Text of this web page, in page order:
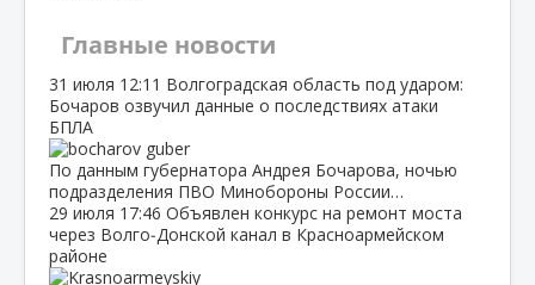
Главные новости
31 июля 12:11 Волгоградская область под ударом:
Бочаров озвучил данные о последствиях атаки
БПЛА
По данным губернатора Андрея Бочарова, ночью
подразделения ПВО Минобороны России…
29 июля 17:46 Объявлен конкурс на ремонт моста
через Волго‑Донской канал в Красноармейском
районе